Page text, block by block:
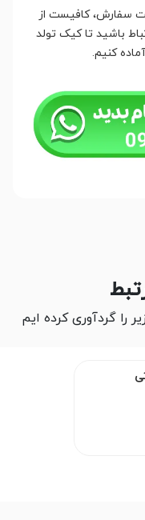
سفارش، کافیست از
باشید تا کیک تولد
کنیم.
را گردآوری کرده ایم